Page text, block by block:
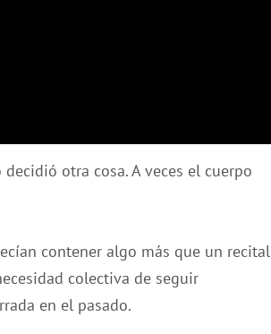
otra cosa. A veces el cuerpo
contener algo más que un recital
colectiva de seguir
en el pasado.